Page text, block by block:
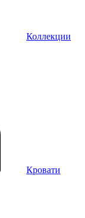
Коллекции
Кровати